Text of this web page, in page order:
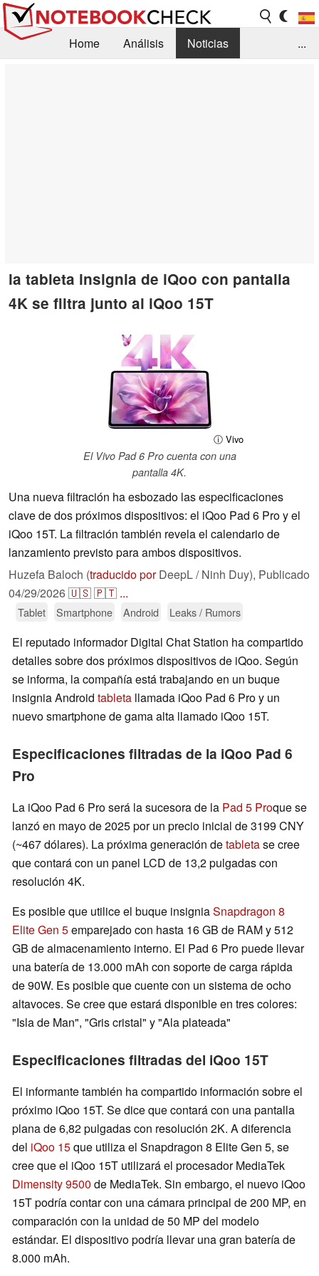
Home Análisis
Noticias
...
la tableta insignia de iQoo con pantalla
4K se filtra junto al iQoo 15T
ⓘ Vivo
El Vivo Pad 6 Pro cuenta con una
pantalla 4K.
Una nueva filtración ha esbozado las especificaciones
clave de dos próximos dispositivos: el iQoo Pad 6 Pro y el
iQoo 15T. La filtración también revela el calendario de
lanzamiento previsto para ambos dispositivos.
Huzefa Baloch (traducido porDeepL / Ninh Duy), Publicado
04/29/2026🇺🇸🇵🇹 ...
Tablet Smartphone Android Leaks / Rumors
El reputado informador Digital Chat Station ha compartido
detalles sobre dos próximos dispositivos de iQoo. Según
se informa, la compañía está trabajando en un buque
insignia Android tableta llamada iQoo Pad 6 Pro y un
nuevo smartphone de gama alta llamado iQoo 15T.
Especificaciones filtradas de la iQoo Pad 6
Pro
La iQoo Pad 6 Pro será la sucesora de la Pad 5 Proque se
lanzó en mayo de 2025 por un precio inicial de 3199 CNY
(~467 dólares). La próxima generación detabletase cree
que contará con un panel LCD de 13,2 pulgadas con
resolución 4K.
Es posible que utilice el buque insigniaSnapdragon 8
Elite Gen 5emparejado con hasta 16 GB de RAM y 512
GB de almacenamiento interno. El Pad 6 Pro puede llevar
una batería de 13.000 mAh con soporte de carga rápida
de 90W. Es posible que cuente con un sistema de ocho
altavoces. Se cree que estará disponible en tres colores:
"Isla de Man", "Gris cristal" y "Ala plateada"
Especificaciones filtradas del iQoo 15T
El informante también ha compartido información sobre el
próximo iQoo 15T. Se dice que contará con una pantalla
plana de 6,82 pulgadas con resolución 2K. A diferencia
del iQoo 15que utiliza el Snapdragon 8 Elite Gen 5, se
cree que el iQoo 15T utilizará el procesador MediaTek
Dimensity 9500 de MediaTek. Sin embargo, el nuevo iQoo
15T podría contar con una cámara principal de 200 MP, en
comparación con la unidad de 50 MP del modelo
estándar. El dispositivo podría llevar una gran batería de
8.000 mAh.